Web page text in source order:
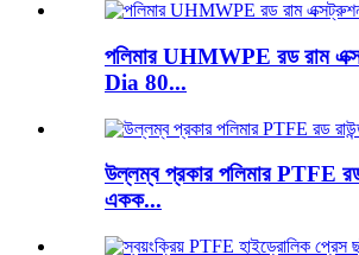
পলিমার UHMWPE রড রাম
Dia 80...
উল্লম্ব প্রকার পলিমার PTFE রড
একক...